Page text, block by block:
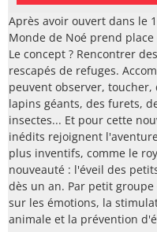
Après avoir ouvert dans le
Monde de Noé prend
Le concept ? Rencontrer
rescapés de refuges.
peuvent observer, toucher,
lapins géants, des furets,
insectes... Et pour cette
inédits rejoignent
plus inventifs, comme le
nouveauté : l'éveil des
dès un an. Par petit
sur les émotions, la
animale et la prévention